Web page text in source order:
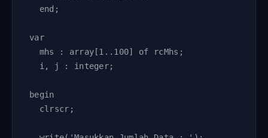
  end;
var
  mhs : array[1..100] of rcMhs;
  i, j : integer;
begin
  clrscr;